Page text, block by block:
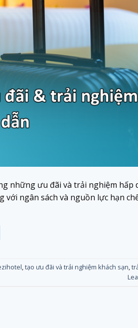
những ưu đãi và trải nghiệm hấp
ngân sách và nguồn lực hạn
,tạo ưu đãi và trải nghiệm khách sạn,